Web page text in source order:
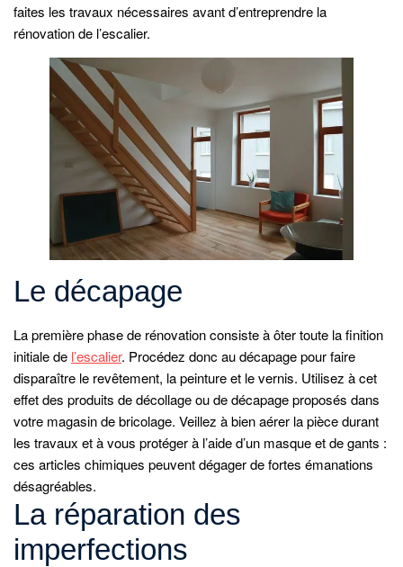
faites les travaux nécessaires avant d’entreprendre la
rénovation de l’escalier.
Le décapage
La première phase de rénovation consiste à ôter toute la finition
initiale de l’escalier. Procédez donc au décapage pour faire
disparaître le revêtement, la peinture et le vernis. Utilisez à cet
effet des produits de décollage ou de décapage proposés dans
votre magasin de bricolage. Veillez à bien aérer la pièce durant
les travaux et à vous protéger à l’aide d’un masque et de gants :
ces articles chimiques peuvent dégager de fortes émanations
désagréables.
La réparation des
imperfections